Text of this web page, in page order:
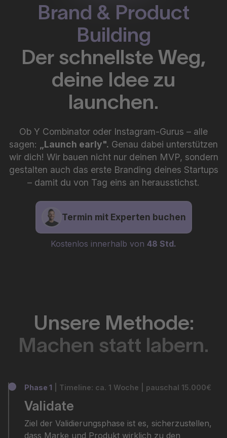
Brand & Product
Building
Der schnellste Weg,
deine Idee zu
launchen.
Ob Y Combinator oder Instagram-Gurus – alle
sagen:
„Launch early". Genau dabei unterstützen
wir dich! Wir bauen nicht nur deinen MVP, sondern
gestalten auch das erste Branding deines Startups
– damit du von Tag eins an herausstichst.
Termin mit Experten buchen
Kostenlos innerhalb von 48 Std.
Unsere Methode:
Machen statt labern.
Phase 1 | Timeline: ca. 1 Woche | pauschal 15.000€
Validate
Ziel der Validierungsphase ist es, sicherzustellen,
dass Marke und Produkt wirklich zu den